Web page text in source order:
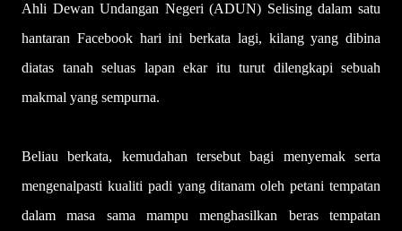
Ahli Dewan Undangan Negeri (ADUN) Selising dalam satu
hantaran Facebook hari ini berkata lagi, kilang yang dibina
diatas tanah seluas lapan ekar itu turut dilengkapi sebuah
makmal yang sempurna.
Beliau berkata, kemudahan tersebut bagi menyemak serta
mengenalpasti kualiti padi yang ditanam oleh petani tempatan
dalam masa sama mampu menghasilkan beras tempatan